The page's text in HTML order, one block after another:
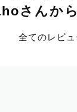
さんか
全てのレビ